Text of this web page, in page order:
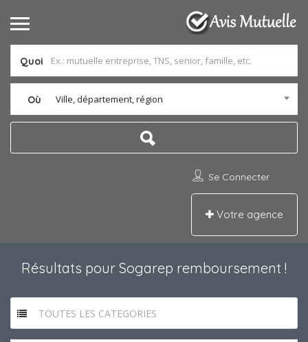
Quoi
Où Ville, département, région
Se Connecter
Votre agence
Résultats pour Sogarep remboursement !
TOUTES LES CATEGORIES